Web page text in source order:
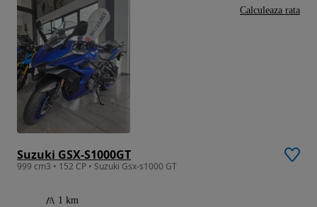
Suzuki GSX-S1000GT
999 cm3 • 152 CP • Suzuki Gsx-s1000 GT
1 km
Calculeaza rata